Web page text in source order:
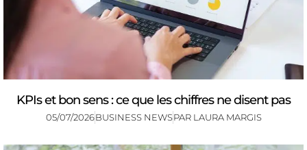
KPIs et bon sens : ce que les chiffres ne disent pas
05/07/2026BUSINESS NEWSPAR LAURA MARGIS